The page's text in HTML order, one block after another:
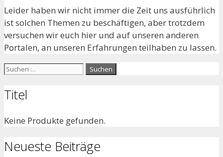
Leider haben wir nicht immer die Zeit uns ausführlich
ist solchen Themen zu beschäftigen, aber trotzdem
versuchen wir euch hier und auf unseren anderen
Portalen, an unseren Erfahrungen teilhaben zu lassen.
Suche
Titel
Keine Produkte gefunden.
Neueste Beiträge